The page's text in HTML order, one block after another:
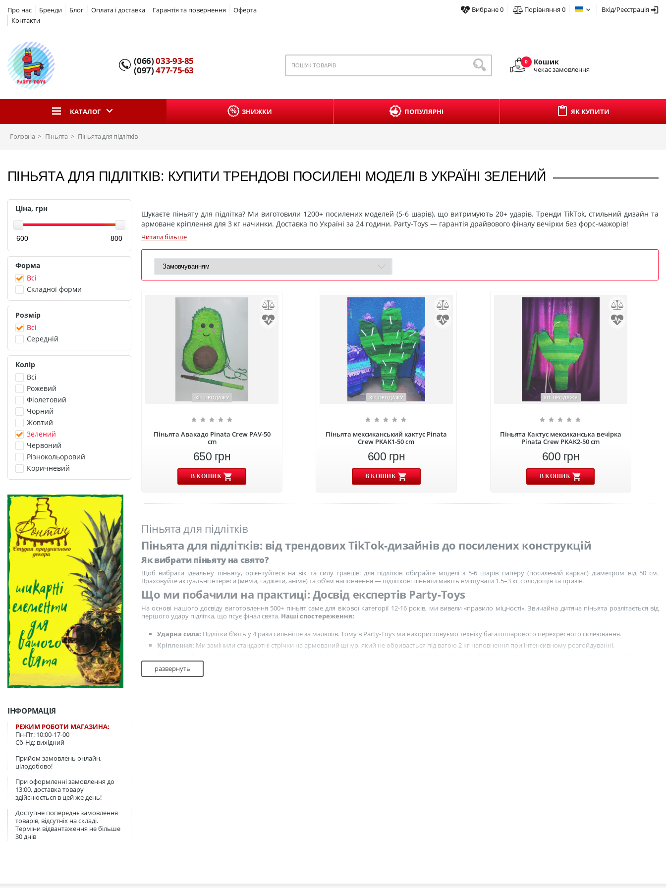
Про нас Бренди Блог Оплата і доставка Гарантія та повернення
Оферта
Контакти
Вибране0 Порівняння 0 Вхід/Реєстрація
(066)033-93-85
(097)477-75-63
Кошик
чекає замовлення
0
КАТАЛОГ ЗНИЖКИ ПОПУЛЯРНІ ЯК КУПИТИ
Головна Піньята Піньята для підлітків
ПІНЬЯТА ДЛЯ ПІДЛІТКІВ: КУПИТИ ТРЕНДОВІ ПОСИЛЕНІ МОДЕЛІ В УКРАЇНІ ЗЕЛЕНИЙ
Ціна, грн
Форма
Всі
Складної форми
Розмір
Всі
Середній
Колір
Всі
Рожевий
Фіолетовий
Чорний
Жовтий
Зелений
Червоний
Різнокольоровий
Коричневий
Шукаєте піньяту для підлітка? Ми виготовили 1200+ посилених моделей (5-6 шарів), що витримують 20+ ударів. Тренди TikTok, стильний дизайн та
армоване кріплення для 3 кг начинки. Доставка по Україні за 24 години. Party-Toys — гарантія драйвового фіналу вечірки без форс-мажорів!
Читати більше
Піньята Авакадо Pinata Crew РAV-50
cm
650 грн
В КОШИК
ХІТ ПРОДАЖУ
Піньята мексиканський кактус Pinata
Crew РKAK1-50 cm
600 грн
В КОШИК
ХІТ ПРОДАЖУ
Піньята Кактус мексиканська вечірка
Pinata Crew РKAK2-50 cm
600 грн
В КОШИК
ХІТ ПРОДАЖУ
Піньята для підлітків
Піньята для підлітків: від трендових TikTok-дизайнів до посилених конструкцій
Як вибрати піньяту на свято?
Щоб вибрати ідеальну піньяту, орієнтуйтеся на вік та силу гравців: для підлітків обирайте моделі з 5-6 шарів паперу (посилений каркас) діаметром від 50 см.
Враховуйте актуальні інтереси (меми, гаджети, аніме) та об’єм наповнення — підліткові піньяти мають вміщувати 1.5–3 кг солодощів та призів.
Що ми побачили на практиці: Досвід експертів Party-Toys
На основі нашого досвіду виготовлення 500+ піньят саме для вікової категорії 12-16 років, ми вивели «правило міцності». Звичайна дитяча піньята розлітається від
першого удару підлітка, що псує фінал свята. Наші спостереження:
Ударна сила: Підлітки б’ють у 4 рази сильніше за малюків. Тому в Party-Toys ми використовуємо техніку багатошарового перехресного склеювання.
Кріплення: Ми замінили стандартні стрічки на армований шнур, який не обривається під вагою 2 кг наповнення при інтенсивному розгойдуванні.
кольорів паперу тиш’ю під ці запити.
развернуть
ІНФОРМАЦІЯ
РЕЖИМ РОБОТИ МАГАЗИНА:
Пн-Пт: 10:00-17-00
Сб-Нд: вихідний
Прийом замовлень онлайн,
цілодобово!
При оформленні замовлення до
13:00, доставка товару
здійснюється в цей же день!
Доступне попереднє замовлення
товарів, відсутніх на складі.
Терміни відвантаження не більше
30 днів